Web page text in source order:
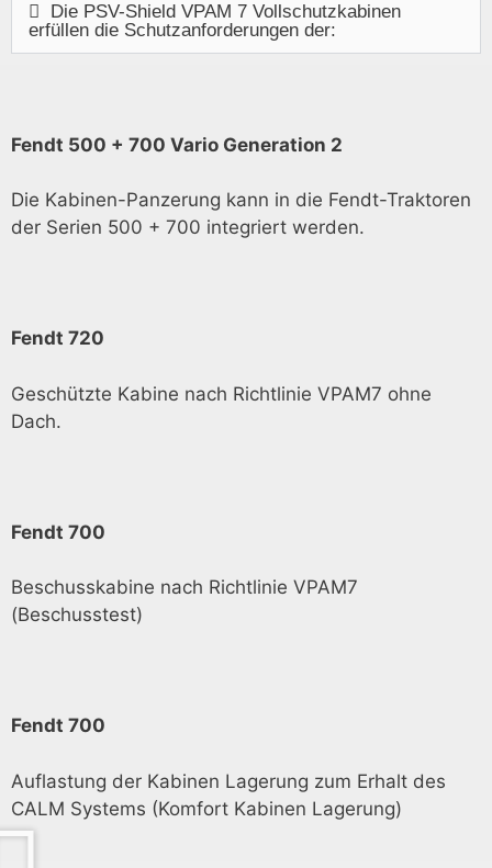
Die PSV-Shield VPAM 7 Vollschutzkabinen
erfüllen die Schutzanforderungen der:
Fendt 500 + 700 Vario Generation 2
Die Kabinen-Panzerung kann in die Fendt-Traktoren
der Serien 500 + 700 integriert werden.
Fendt 720
Geschützte Kabine nach Richtlinie VPAM7 ohne
Dach.
Fendt 700
Beschusskabine nach Richtlinie VPAM7
(Beschusstest)
Fendt 700
Auflastung der Kabinen Lagerung zum Erhalt des
CALM Systems (Komfort Kabinen Lagerung)